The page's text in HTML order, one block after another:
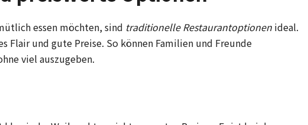
essen möchten, sind traditionelle Restaurantoptionen ideal.
Flair und gute Preise. So können Familien und Freunde
viel auszugeben.